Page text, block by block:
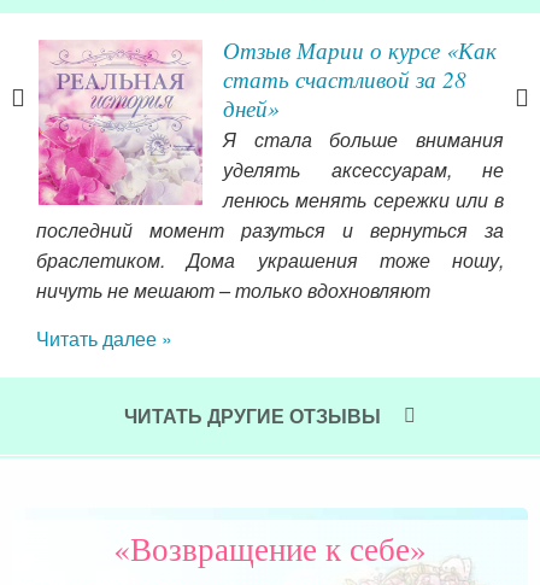
вы
Отзыв Марии о курсе «Как
стать счастливой за 28
дней»
Я стала больше внимания
уделять аксессуарам, не
ленюсь менять сережки или в
последний момент разуться и вернуться за
браслетиком. Дома украшения тоже ношу,
ничуть не мешают – только вдохновляют
Читать далее »
ЧИТАТЬ ДРУГИЕ ОТЗЫВЫ
«Возвращение к себе»